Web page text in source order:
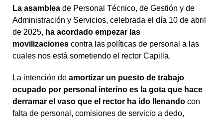
La asamblea de Personal Técnico, de Gestión y de
Administración y Servicios, celebrada el día 10 de abril
de 2025, ha acordado empezar las
movilizaciones contra las políticas de personal a las
cuales nos está sometiendo el rector Capilla.
La intención de amortizar un puesto de trabajo
ocupado por personal interino es la gota que hace
derramar el vaso que el rector ha ido llenando con
falta de personal, comisiones de servicio a dedo,